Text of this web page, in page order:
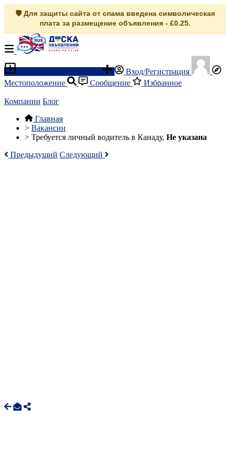
🛡️ Для защиты сайта от спама введена символическая
плата за размещение объявления - £0.25.
Вход/Регистрация
Местоположение
Сообщение Избранное
Компании Блог
Главная
> Вакансии
> Требуется личный водитель в Канаду, Не указана
Предыдущий Следующий